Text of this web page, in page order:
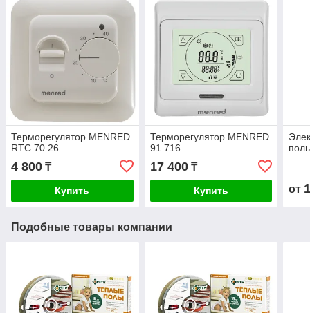
Терморегулятор MENRED
RTC 70.26
4 800 ₸
Купить
Терморегулятор MENRED
91.716
17 400₸
Купить от
Подобные товары компании